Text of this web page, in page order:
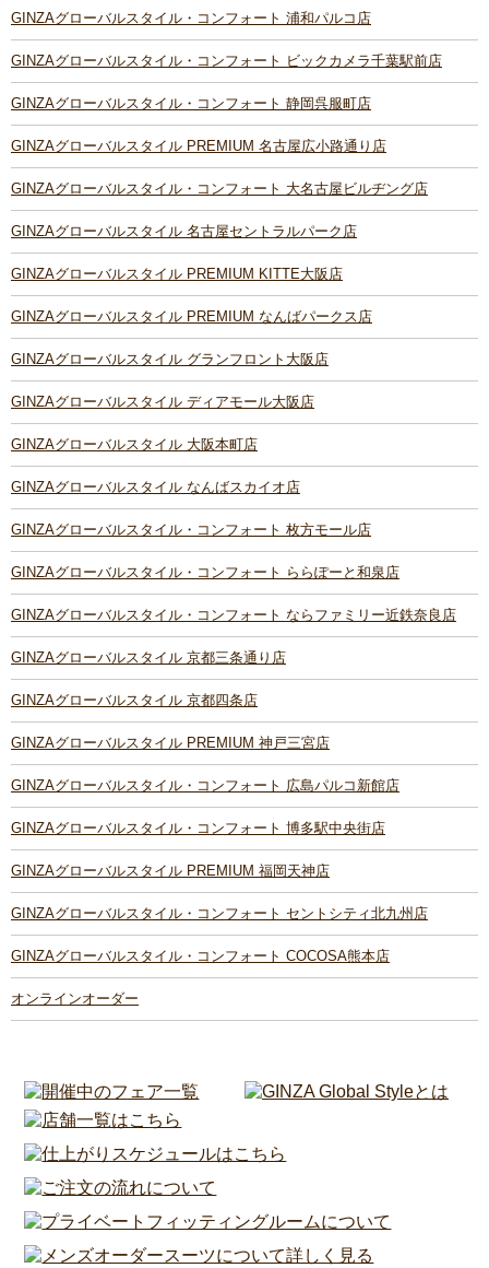
GINZAグローバルスタイル・コンフォート 浦和パルコ店
GINZAグローバルスタイル・コンフォート ビックカメラ千葉駅前店
GINZAグローバルスタイル・コンフォート 静岡呉服町店
GINZAグローバルスタイル PREMIUM 名古屋広小路通り店
GINZAグローバルスタイル・コンフォート 大名古屋ビルヂング店
GINZAグローバルスタイル 名古屋セントラルパーク店
GINZAグローバルスタイル PREMIUM KITTE大阪店
GINZAグローバルスタイル PREMIUM なんばパークス店
GINZAグローバルスタイル グランフロント大阪店
GINZAグローバルスタイル ディアモール大阪店
GINZAグローバルスタイル 大阪本町店
GINZAグローバルスタイル なんばスカイオ店
GINZAグローバルスタイル・コンフォート 枚方モール店
GINZAグローバルスタイル・コンフォート ららぽーと和泉店
GINZAグローバルスタイル・コンフォート ならファミリー近鉄奈良店
GINZAグローバルスタイル 京都三条通り店
GINZAグローバルスタイル 京都四条店
GINZAグローバルスタイル PREMIUM 神戸三宮店
GINZAグローバルスタイル・コンフォート 広島パルコ新館店
GINZAグローバルスタイル・コンフォート 博多駅中央街店
GINZAグローバルスタイル PREMIUM 福岡天神店
GINZAグローバルスタイル・コンフォート セントシティ北九州店
GINZAグローバルスタイル・コンフォート COCOSA熊本店
オンラインオーダー